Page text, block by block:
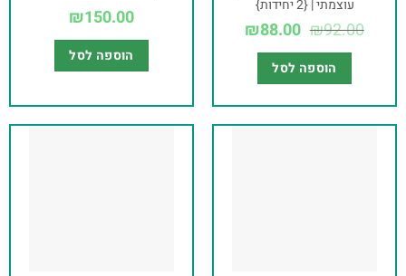
עוצמתי | {2 יחידות}
₪92.00
₪88.00
הוספה לסל
₪150.00
הוספה לסל